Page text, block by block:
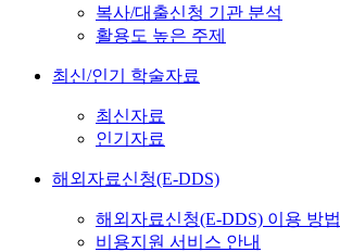
복사/대출신청 기관 분석
활용도 높은 주제
최신/인기 학술자료
최신자료
인기자료
해외자료신청(E-DDS)
해외자료신청(E-DDS) 이용 방법
비용지원 서비스 안내